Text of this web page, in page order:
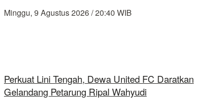
Minggu, 9 Agustus 2026 / 20:40 WIB
Perkuat Lini Tengah, Dewa United FC Daratkan
Gelandang Petarung Ripal Wahyudi